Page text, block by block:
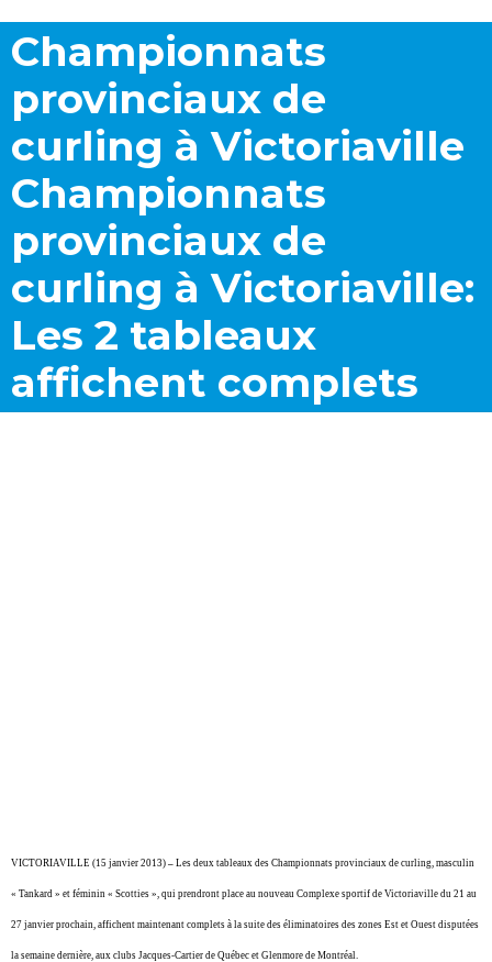
Championnats
provinciaux de
curling à Victoriaville
Championnats
provinciaux de
curling à Victoriaville:
Les 2 tableaux
affichent complets
VICTORIAVILLE (15 janvier 2013) – Les deux tableaux des Championnats provinciaux de curling, masculin
« Tankard » et féminin « Scotties », qui prendront place au nouveau Complexe sportif de Victoriaville du 21 au
27 janvier prochain, affichent maintenant complets à la suite des éliminatoires des zones Est et Ouest disputées
la semaine dernière, aux clubs Jacques-Cartier de Québec et Glenmore de Montréal.